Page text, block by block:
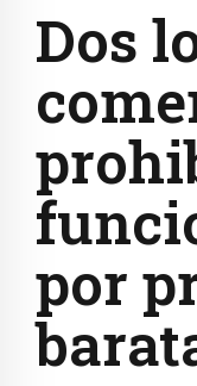
Dos
por